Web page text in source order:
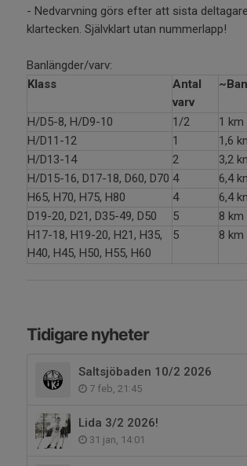
- Nedvarvning görs efter att sista
klartecken. Självklart utan nummerlapp!
Banlängder/varv:
Klass
Antal
varv
H/D5-8, H/D9-10
1/2 1 km
H/D11-12
1 1,6
H/D13-14
2 3,2
H/D15-16, D17-18, D60, D70 4 6,4
H65, H70, H75, H80
4 6,4
D19-20, D21, D35-49, D50
5 8 km
H17-18, H19-20, H21, H35,
H40, H45, H50, H55, H60
5 8 km
Tidigare nyheter
Saltsjöbaden 10/2 2026
7 feb, 21:45
Lida 3/2 2026!
31 jan, 14:01